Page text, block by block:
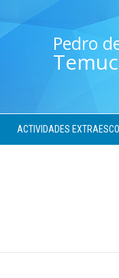
Pedro
ACTIVIDADES